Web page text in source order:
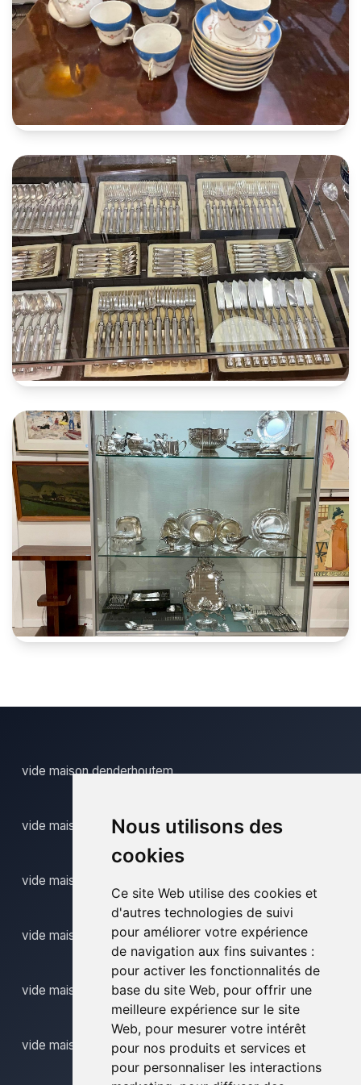
Nous utilisons des
cookies
Ce site Web utilise des cookies et
d'autres technologies de suivi
pour améliorer votre expérience
de navigation aux fins suivantes :
pour activer les fonctionnalités de
base du site Web, pour offrir une
meilleure expérience sur le site
Web, pour mesurer votre intérêt
pour nos produits et services et
pour personnaliser les interactions
vide maison denderhoutem
vide maison eksaarde
vide maison elst
vide maison ename
vide maison erembodegem
vide maison erondegem